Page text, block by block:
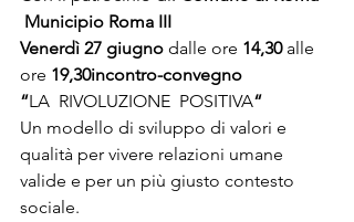
Municipio Roma III
Venerdì 27 giugno dalle ore 14,30 alle
ore 19,30incontro-convegno
“LA  RIVOLUZIONE  POSITIVA“
Un modello di sviluppo di valori e
qualità per vivere relazioni umane
valide e per un più giusto contesto
sociale.